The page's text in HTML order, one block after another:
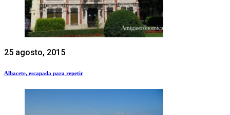
25 agosto, 2015
Albacete, escapada para repetir